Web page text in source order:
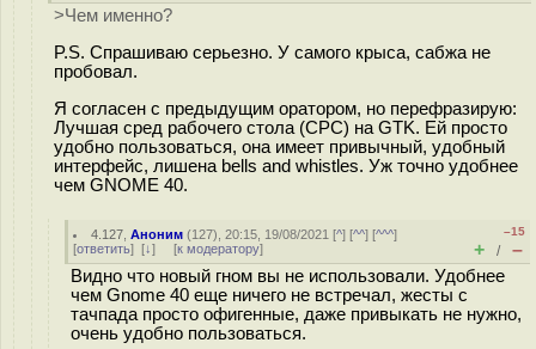
>Чем именно?
P.S. Спрашиваю серьезно. У самого крыса, сабжа не
пробовал.
Я согласен с предыдущим оратором, но перефразирую:
Лучшая сред рабочего стола (СРС) на GTK. Ей просто
удобно пользоваться, она имеет привычный, удобный
интерфейс, лишена bells and whistles. Уж точно удобнее
чем GNOME 40.
4.127 ,Аноним (127), 20:15, 19/08/2021 [^] [^^] [^^^]
[ответить] [↓] [к модератору]
–15
+ / –
Видно что новый гном вы не использовали. Удобнее
чем Gnome 40 еще ничего не встречал, жесты с
тачпада просто офигенные, даже привыкать не нужно,
очень удобно пользоваться.